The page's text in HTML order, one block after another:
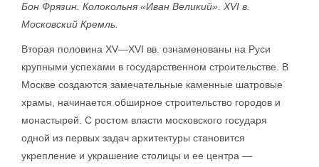
Бон Фрязин. Колокольня «Иван Великий». XVI в.
Московский Кремль.
Вторая половина XV—XVI вв. ознаменованы на Руси
крупными успехами в государственном строительстве. В
Москве создаются замечательные каменные шатровые
храмы, начинается обширное строительство городов и
монастырей. С ростом власти московского государя
одной из первых задач архитектуры становится
укрепление и украшение столицы и ее центра —